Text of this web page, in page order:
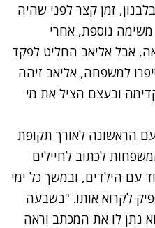
זמן קצר לפני שהיה
נוספת, אחרי
אבל אליאב החליט לפקד
למשפחה, אליאב זיהה
ובעצם הציל את מי
הראשונה לאורך תקופת
לכתוב לחיילים
עם הילדים, ובמשך כל ימי
לקרוא אותו. "בשבעה
נתן לו את המכתב וראה